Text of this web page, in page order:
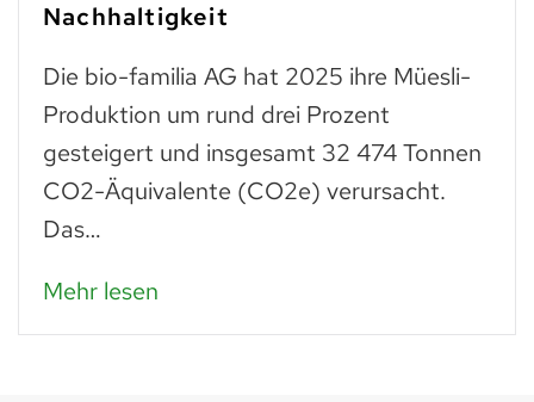
Nachhaltigkeit
Die bio-familia AG hat 2025 ihre Müesli-
Produktion um rund drei Prozent
gesteigert und insgesamt 32 474 Tonnen
CO2-Äquivalente (CO2e) verursacht.
Das…
Mehr lesen